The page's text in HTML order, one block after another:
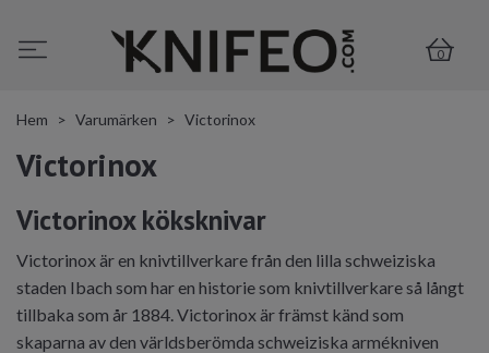
0
Hem Varumärken Victorinox
Victorinox
Victorinox köksknivar
Victorinox är en knivtillverkare från den lilla schweiziska
staden Ibach som har en historie som knivtillverkare så långt
tillbaka som år 1884. Victorinox är främst känd som
skaparna av den världsberömda schweiziska armékniven